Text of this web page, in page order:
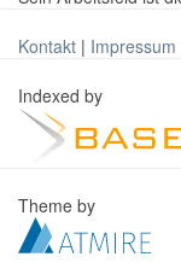
Kontakt | Impressum
Indexed by
Theme by